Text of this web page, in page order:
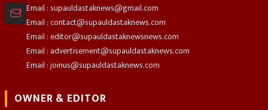
Email : supauldastaknews@gmail.com
Email : contact@supauldastaknews.com
Email : editor@supauldastaknewsnews.com
Email : advertisement@supauldastaknews.com
Email : joinus@supauldastaknews.com
OWNER & EDITOR